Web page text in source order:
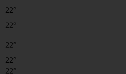
22°
22°
22°
22°
22°